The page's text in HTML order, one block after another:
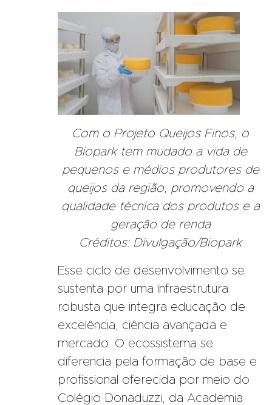
Com o Projeto Queijos Finos, o
Biopark tem mudado a vida de
pequenos e médios produtores de
queijos da região, promovendo a
qualidade técnica dos produtos e a
geração de renda
Créditos: Divulgação/Biopark
Esse ciclo de desenvolvimento se
sustenta por uma infraestrutura
robusta que integra educação de
excelência, ciência avançada e
mercado. O ecossistema se
diferencia pela formação de base e
profissional oferecida por meio do
Colégio Donaduzzi, da Academia